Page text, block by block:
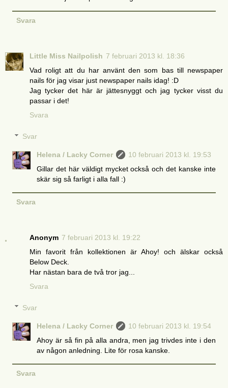
Svara
Little Miss Nailpolish 7 februari 2013 kl. 18:36
Vad roligt att du har använt den som bas till newspaper
nails för jag visar just newspaper nails idag! :D
Jag tycker det här är jättesnyggt och jag tycker visst du
passar i det!
Svara
Svar
Helena / Lacky Corner
10 februari 2013 kl. 19:53
Gillar det här väldigt mycket också och det kanske inte
skär sig så farligt i alla fall :)
Svara
Anonym 7 februari 2013 kl. 19:22
Min favorit från kollektionen är Ahoy! och älskar också
Below Deck.
Har nästan bara de två tror jag...
Svara
Svar
Helena / Lacky Corner
10 februari 2013 kl. 19:54
Ahoy är så fin på alla andra, men jag trivdes inte i den
av någon anledning. Lite för rosa kanske.
Svara